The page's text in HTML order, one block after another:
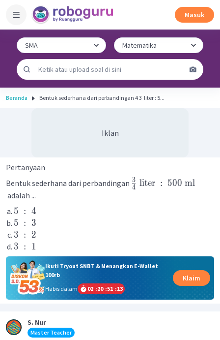
Masuk
Beranda Bentuk sederhana dari perbandingan 4 3 ​ liter : 5...
Iklan
Pertanyaan
Bentuk sederhana dari perbandingan 4
3 liter : 500 ml
adalah ...
5 : 4
5 : 3
3 : 2
3 : 1
Ikuti Tryout SNBT & Menangkan E-Wallet
100rb
Habis dalam
02 :20 :51 :13
Klaim
S. Nur
Master Teacher